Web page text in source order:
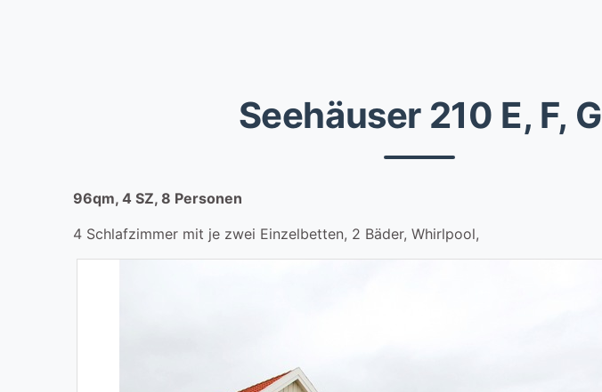
Seehäuser 210 E, F, G
96qm, 4 SZ, 8 Personen
4 Schlafzimmer mit je zwei Einzelbetten, 2 Bäder, Whirlpool,